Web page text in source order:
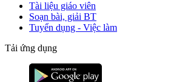
Tài liệu giáo viên
Soạn bài, giải BT
Tuyển dụng - Việc làm
Tải ứng dụng